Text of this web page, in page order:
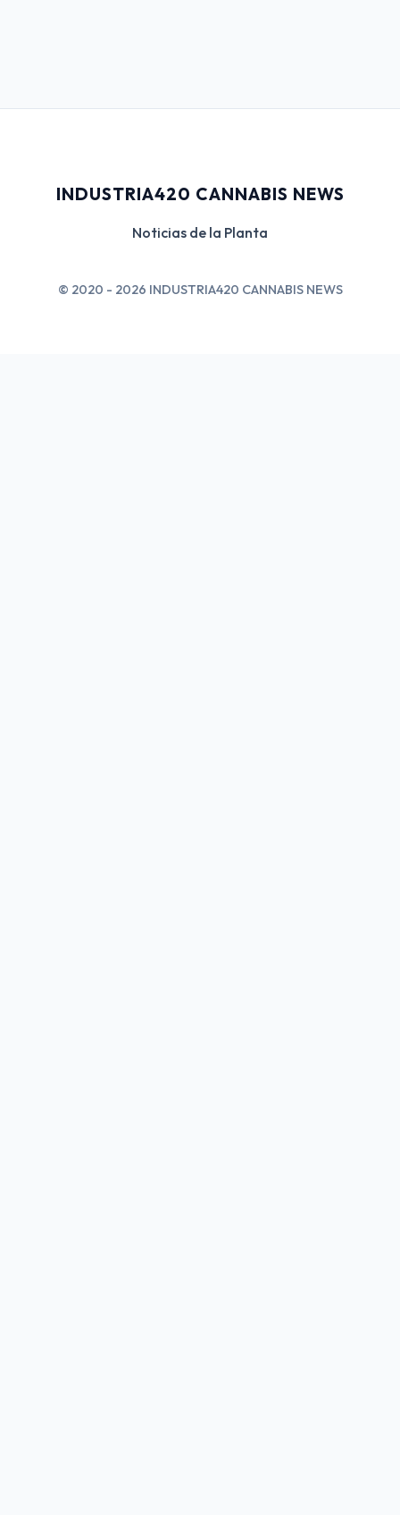
INDUSTRIA420 CANNABIS NEWS
Noticias de la Planta
© 2020 - 2026 INDUSTRIA420 CANNABIS NEWS